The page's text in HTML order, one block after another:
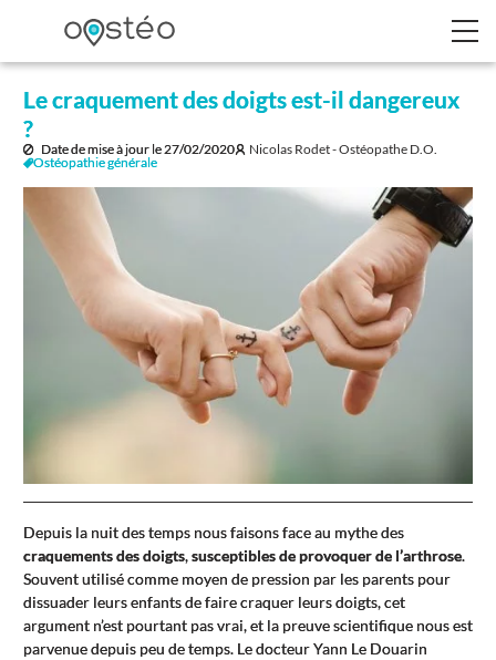
Le craquement des doigts est-il dangereux
?
Date de mise à jour le27/02/2020
Nicolas Rodet - Ostéopathe D.O.
Ostéopathie générale
Depuis la nuit des temps nous faisons face au mythe des
craquements des doigts,susceptibles de provoquer de l’arthrose.
Souvent utilisé comme moyen de pression par les parents pour
dissuader leurs enfants de faire craquer leurs doigts, cet
argument n’est pourtant pas vrai, et la preuve scientifique nous est
parvenue depuis peu de temps. Le docteur Yann Le Douarin